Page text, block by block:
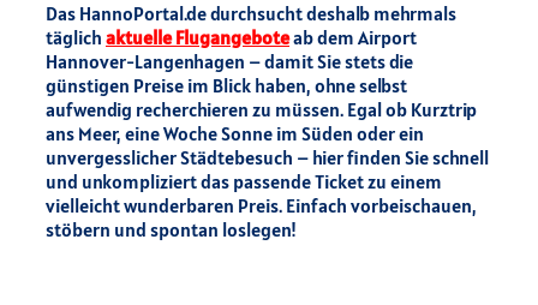
Das HannoPortal.de durchsucht deshalb mehrmals
täglich aktuelle Flugangeboteab dem Airport
Hannover-Langenhagen – damit Sie stets die
günstigen Preise im Blick haben, ohne selbst
aufwendig recherchieren zu müssen. Egal ob Kurztrip
ans Meer, eine Woche Sonne im Süden oder ein
unvergesslicher Städtebesuch – hier finden Sie schnell
und unkompliziert das passende Ticket zu einem
vielleicht wunderbaren Preis. Einfach vorbeischauen,
stöbern und spontan loslegen!